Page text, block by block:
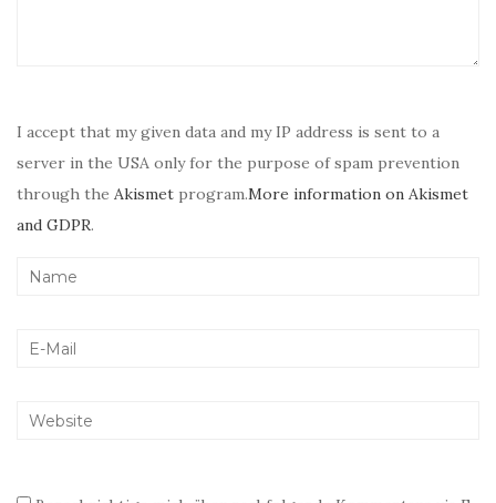
I accept that my given data and my IP address is sent to a
server in the USA only for the purpose of spam prevention
through the Akismet program.More information on Akismet
and GDPR.